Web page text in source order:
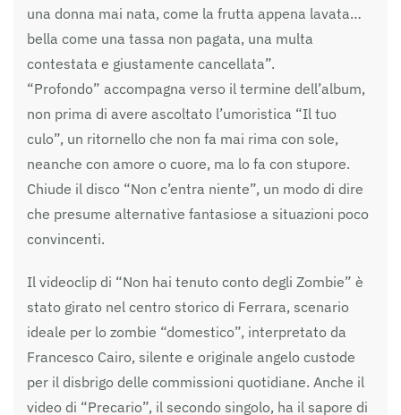
una donna mai nata, come la frutta appena lavata…
bella come una tassa non pagata, una multa
contestata e giustamente cancellata”.
“Profondo” accompagna verso il termine dell’album,
non prima di avere ascoltato l’umoristica “Il tuo
culo”, un ritornello che non fa mai rima con sole,
neanche con amore o cuore, ma lo fa con stupore.
Chiude il disco “Non c’entra niente”, un modo di dire
che presume alternative fantasiose a situazioni poco
convincenti.
Il videoclip di “Non hai tenuto conto degli Zombie” è
stato girato nel centro storico di Ferrara, scenario
ideale per lo zombie “domestico”, interpretato da
Francesco Cairo, silente e originale angelo custode
per il disbrigo delle commissioni quotidiane. Anche il
video di “Precario”, il secondo singolo, ha il sapore di